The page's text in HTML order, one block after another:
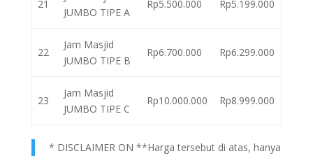
21
JUMBO TIPE A
Rp5.500.000 Rp5.199.000
22
Jam Masjid
JUMBO TIPE B
Rp6.700.000 Rp6.299.000
23
Jam Masjid
JUMBO TIPE C
Rp10.000.000 Rp8.999.000
* DISCLAIMER ON **Harga tersebut di atas, hanya